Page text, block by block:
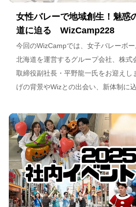
女性バレーで地域創生！魅惑
道に迫る WizCamp228
今回のWizCampでは、女子バレーボ
北海道を運営するグループ会社、株式
取締役副社長・平野龍一氏をお迎えし
げの背景やWizとの出会い、新体制に
海道が描く今後のビジョンについて語